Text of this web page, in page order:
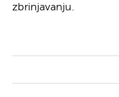
zbrinjavanju.